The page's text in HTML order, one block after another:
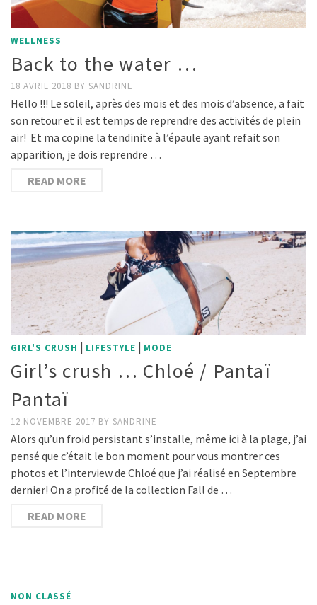
WELLNESS
Back to the water …
18 AVRIL 2018 BY SANDRINE
Hello !!! Le soleil, après des mois et des mois d’absence, a fait
son retour et il est temps de reprendre des activités de plein
air! Et ma copine la tendinite à l’épaule ayant refait son
apparition, je dois reprendre …
READ MORE
GIRL'S CRUSH | LIFESTYLE | MODE
Girl’s crush … Chloé / Pantaï
Pantaï
12 NOVEMBRE 2017 BY SANDRINE
Alors qu’un froid persistant s’installe, même ici à la plage, j’ai
pensé que c’était le bon moment pour vous montrer ces
photos et l’interview de Chloé que j’ai réalisé en Septembre
dernier! On a profité de la collection Fall de …
READ MORE
NON CLASSÉ